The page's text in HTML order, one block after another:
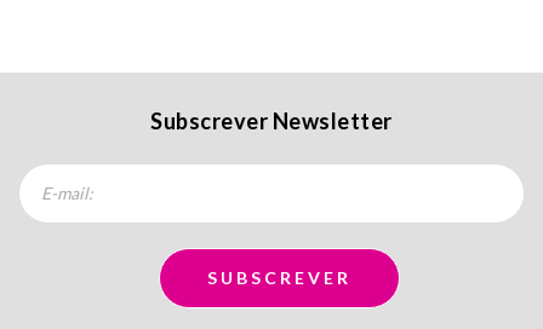
Subscrever Newsletter